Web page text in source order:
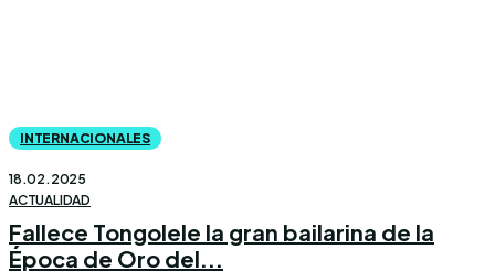
INTERNACIONALES
18.02.2025
ACTUALIDAD
Fallece Tongolele la gran bailarina de la
Época de Oro del...